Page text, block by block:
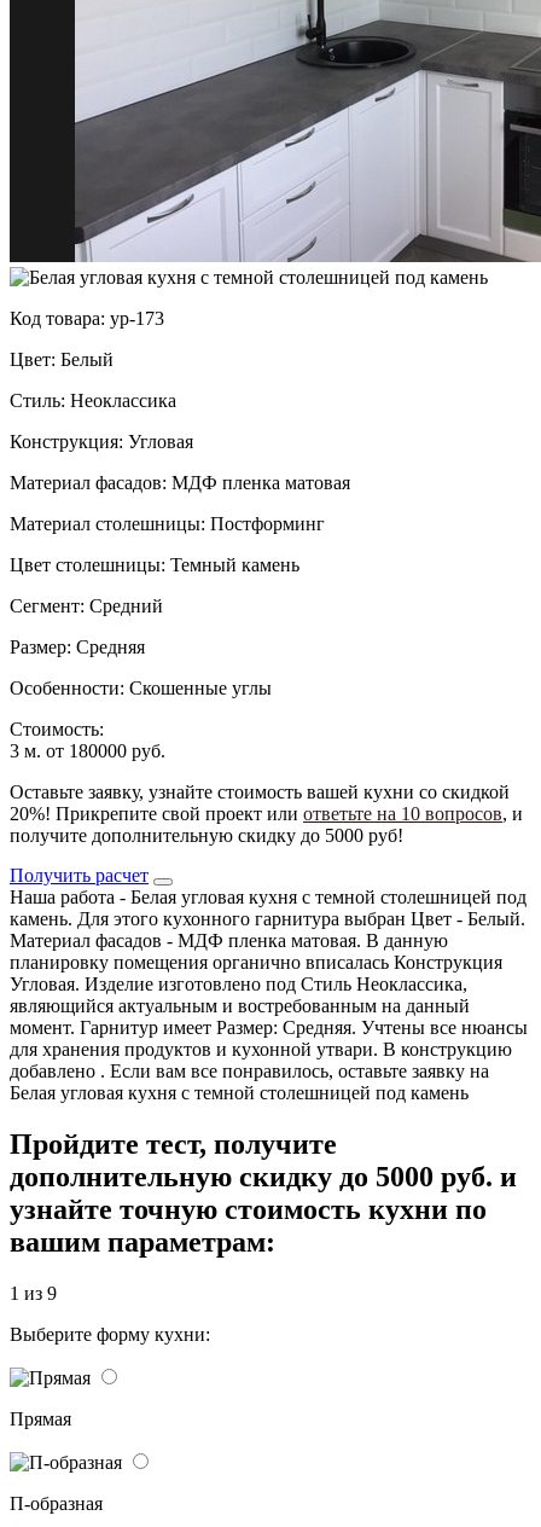
Код товара: ур-173
Цвет: Белый
Стиль: Неоклассика
Конструкция: Угловая
Материал фасадов: МДФ пленка матовая
Материал столешницы: Постформинг
Цвет столешницы: Темный камень
Сегмент: Средний
Размер: Средняя
Особенности: Скошенные углы
Стоимость:
3 м. от 180000 руб.
Оставьте заявку, узнайте стоимость вашей кухни со скидкой
20%! Прикрепите свой проект или ответьте на 10 вопросов, и
получите дополнительную скидку до 5000 руб!
Получить расчет
Наша работа - Белая угловая кухня с темной столешницей под
камень. Для этого кухонного гарнитура выбран Цвет - Белый.
Материал фасадов - МДФ пленка матовая. В данную
планировку помещения органично вписалась Конструкция
Угловая. Изделие изготовлено под Стиль Неоклассика,
являющийся актуальным и востребованным на данный
момент. Гарнитур имеет Размер: Средняя. Учтены все нюансы
для хранения продуктов и кухонной утвари. В конструкцию
добавлено . Если вам все понравилось, оставьте заявку на
Белая угловая кухня с темной столешницей под камень
Пройдите тест, получите
дополнительную скидку до 5000 руб. и
узнайте точную стоимость кухни по
вашим параметрам:
1 из 9
Выберите форму кухни:
Прямая
П-образная